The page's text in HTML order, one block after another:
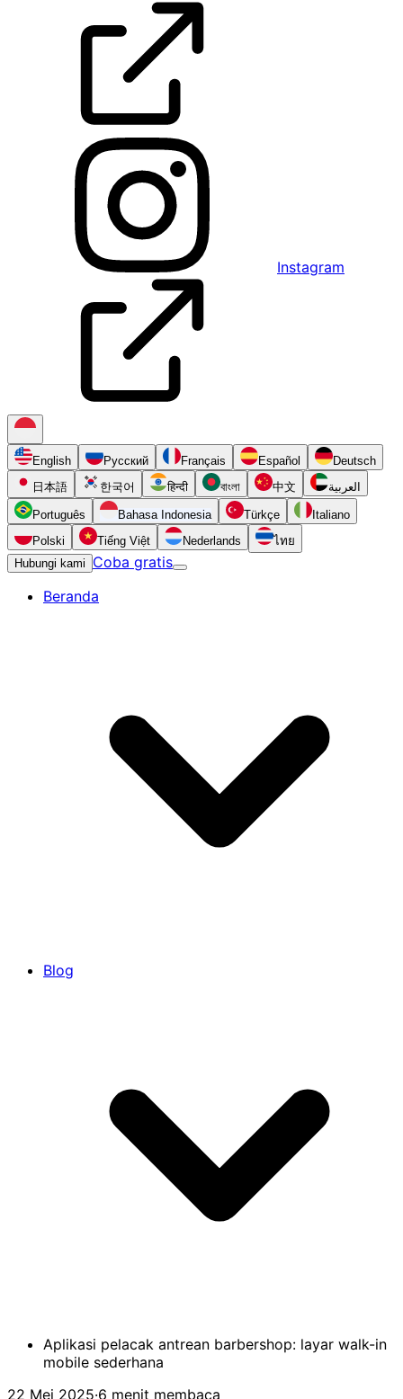
Instagram
English Русский Français Español
Deutsch
日本語
한국어 हिन्दी বাংলা 中文 العربية
Português Bahasa Indonesia Türkçe
Italiano
Polski
Tiếng Việt Nederlands
ไทย
Hubungi kami
Coba gratis
Beranda
Blog
Aplikasi pelacak antrean barbershop: layar walk-in
mobile sederhana
22 Mei 2025·6 menit membaca